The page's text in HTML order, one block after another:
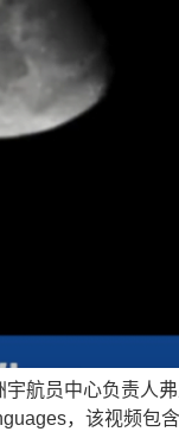
航员中心负责人
，该视频包